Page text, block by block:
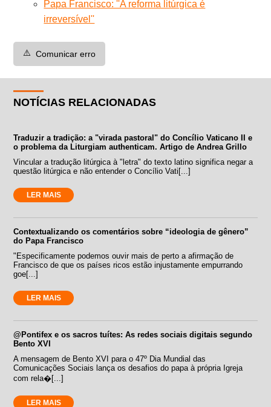
Papa Francisco: ''A reforma litúrgica é
irreversível''
⚠️ Comunicar erro
NOTÍCIAS RELACIONADAS
Traduzir a tradição: a "virada pastoral" do Concílio Vaticano II e
o problema da Liturgiam authenticam. Artigo de Andrea Grillo
Vincular a tradução litúrgica à "letra" do texto latino significa negar a
questão litúrgica e não entender o Concílio Vati[...]
LER MAIS
Contextualizando os comentários sobre “ideologia de gênero”
do Papa Francisco
"Especificamente podemos ouvir mais de perto a afirmação de
Francisco de que os países ricos estão injustamente empurrando
goe[...]
LER MAIS
@Pontifex e os sacros tuítes: As redes sociais digitais segundo
Bento XVI
A mensagem de Bento XVI para o 47º Dia Mundial das
Comunicações Sociais lança os desafios do papa à própria Igreja
com rela�[...]
LER MAIS